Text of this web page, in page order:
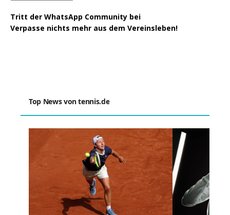
Tritt der WhatsApp Community bei
Verpasse nichts mehr aus dem Vereinsleben!